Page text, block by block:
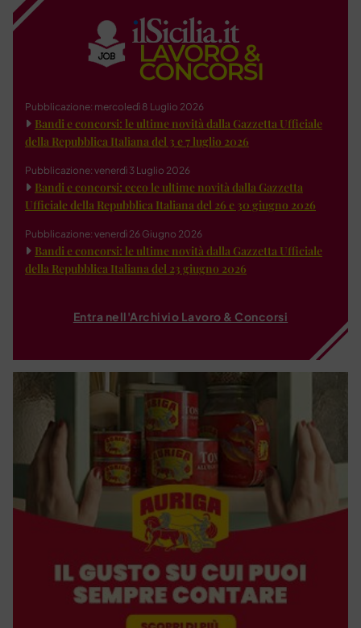
Pubblicazione: mercoledì 8 Luglio 2026
Bandi e concorsi: le ultime novità dalla Gazzetta Ufficiale
della Repubblica Italiana del 3 e 7 luglio 2026
Pubblicazione: venerdì 3 Luglio 2026
Bandi e concorsi: ecco le ultime novità dalla Gazzetta
Ufficiale della Repubblica Italiana del 26 e 30 giugno 2026
Pubblicazione: venerdì 26 Giugno 2026
Bandi e concorsi: le ultime novità dalla Gazzetta Ufficiale
della Repubblica Italiana del 23 giugno 2026
Entra nell'Archivio Lavoro & Concorsi